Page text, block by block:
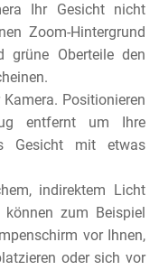
Ihr Gesicht nicht
Zoom-Hintergrund
grüne Oberteile den
Positionieren
entfernt um Ihre
Gesicht mit etwas
indirektem Licht
zum Beispiel
vor Ihnen,
oder sich vor